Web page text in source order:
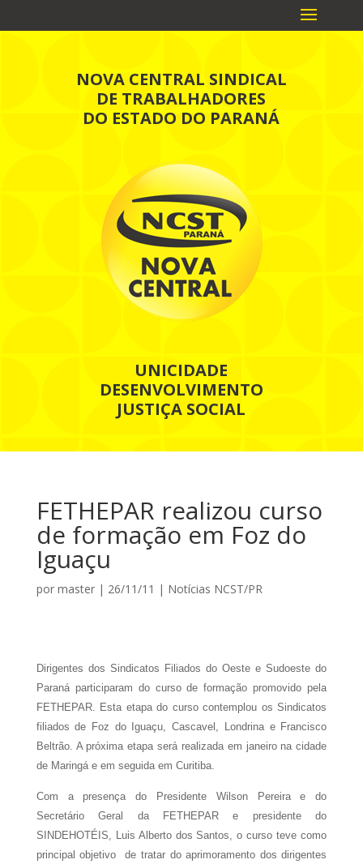
NOVA CENTRAL SINDICAL
DE TRABALHADORES
DO ESTADO DO PARANÁ
UNICIDADE
DESENVOLVIMENTO
JUSTIÇA SOCIAL
FETHEPAR realizou curso
de formação em Foz do
Iguaçu
por master| 26/11/11 | Notícias NCST/PR
Dirigentes dos Sindicatos Filiados do Oeste e Sudoeste do
Paraná participaram do curso de formação promovido pela
FETHEPAR. Esta etapa do curso contemplou os Sindicatos
filiados de Foz do Iguaçu, Cascavel, Londrina e Francisco
Beltrão. A próxima etapa será realizada em janeiro na cidade
de Maringá e em seguida em Curitiba.
Com a presença do Presidente Wilson Pereira e do
Secretário Geral da FETHEPAR e presidente do
SINDEHOTÉIS, Luis Alberto dos Santos, o curso teve como
principal objetivo de tratar do aprimoramento dos dirigentes